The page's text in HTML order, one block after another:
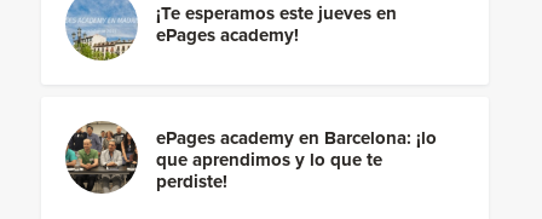
¡Te esperamos este jueves en
ePages academy!
ePages academy en Barcelona: ¡lo
que aprendimos y lo que te
perdiste!